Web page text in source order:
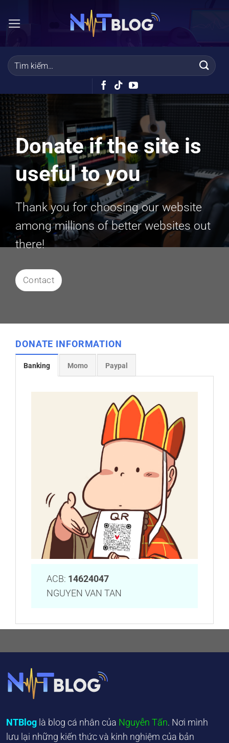
qua
dung
Donate if the site is
useful to you
Thank you for choosing our website
among millions of better websites out
there!
Contact
DONATE INFORMATION
Banking Momo Paypal
ACB: 14624047
NGUYEN VAN TAN
NTBlog là blog cá nhân của Nguyễn Tấn. Nơi mình
lưu lại những kiến thức và kinh nghiệm của bản